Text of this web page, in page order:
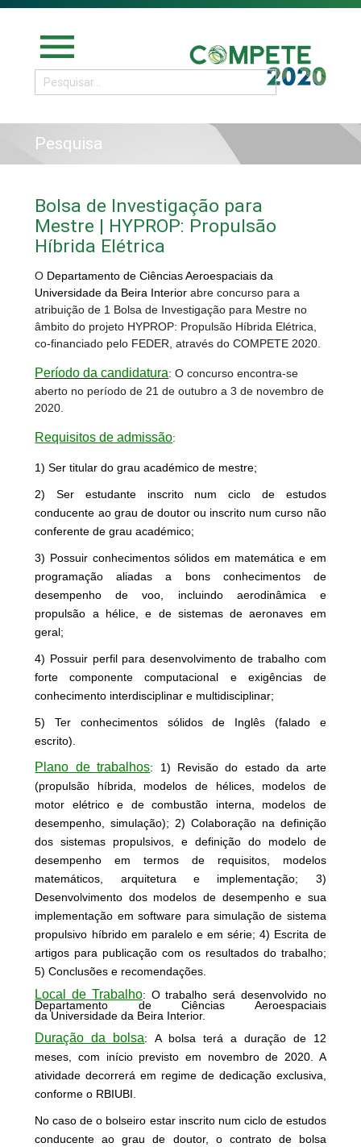
menu
Pesquisa
Bolsa de Investigação para
Mestre | HYPROP: Propulsão
Híbrida Elétrica
O Departamento de Ciências Aeroespaciais da
Universidade da Beira Interior abre concurso para a
atribuição de 1 Bolsa de Investigação para Mestre no
âmbito do projeto HYPROP: Propulsão Híbrida Elétrica,
co-financiado pelo FEDER, através do COMPETE 2020.
Período da candidatura: O concurso encontra-se
aberto no período de 21 de outubro a 3 de novembro de
2020.
Requisitos de admissão:
1) Ser titular do grau académico de mestre;
2) Ser estudante inscrito num ciclo de estudos
conducente ao grau de doutor ou inscrito num curso não
conferente de grau académico;
3) Possuir conhecimentos sólidos em matemática e em
programação aliadas a bons conhecimentos de
desempenho de voo, incluindo aerodinâmica e
propulsão a hélice, e de sistemas de aeronaves em
geral;
4) Possuir perfil para desenvolvimento de trabalho com
forte componente computacional e exigências de
conhecimento interdisciplinar e multidisciplinar;
5) Ter conhecimentos sólidos de Inglês (falado e
escrito).
Plano de trabalhos: 1) Revisão do estado da arte
(propulsão híbrida, modelos de hélices, modelos de
motor elétrico e de combustão interna, modelos de
desempenho, simulação); 2) Colaboração na definição
dos sistemas propulsivos, e definição do modelo de
desempenho em termos de requisitos, modelos
matemáticos, arquitetura e implementação; 3)
Desenvolvimento dos modelos de desempenho e sua
implementação em software para simulação de sistema
propulsivo híbrido em paralelo e em série; 4) Escrita de
artigos para publicação com os resultados do trabalho;
5) Conclusões e recomendações.
Local de Trabalho: O trabalho será desenvolvido no
Departamento de Ciências Aeroespaciais
daUniversidade da Beira Interior.
Duração da bolsa:A bolsa terá a duração de 12
meses, com início previsto em novembro de 2020. A
atividade decorrerá em regime de dedicação exclusiva,
conforme o RBIUBI.
No caso de o bolseiro estar inscrito num ciclo de estudos
conducente ao grau de doutor, o contrato de bolsa